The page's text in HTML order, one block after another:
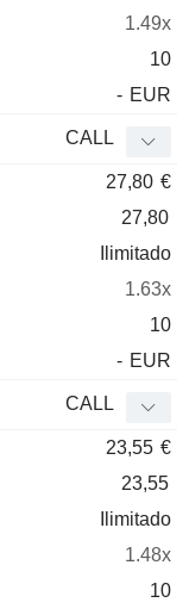
1.49x
10
- EUR
CALL
27,80 €
27,80
Ilimitado
1.63x
10
- EUR
CALL
23,55 €
23,55
Ilimitado
1.48x
10